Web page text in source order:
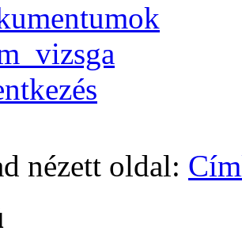
nézett oldal: